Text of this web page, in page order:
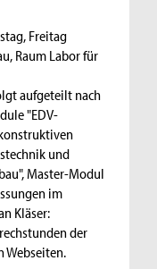
Freitag
Raum Labor für
aufgeteilt nach
"EDV-
und
Master-Modul
im
Kläser:
der
Webseiten.